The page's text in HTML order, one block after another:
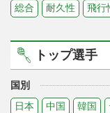
総合
耐久性 飛行
トップ選手
国別
日本
中国 韓国